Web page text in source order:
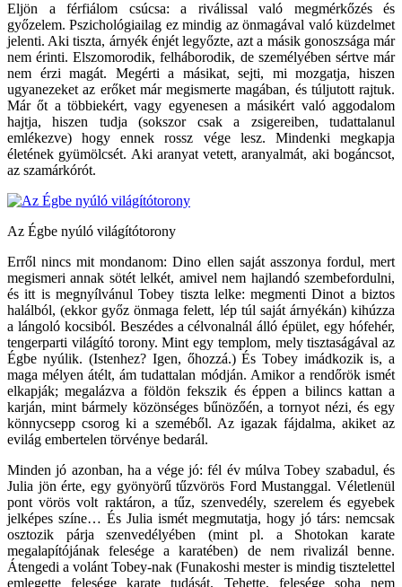
Eljön a férfiálom csúcsa: a riválissal való megmérkőzés és
győzelem. Pszichológiailag ez mindig az önmagával való küzdelmet
jelenti. Aki tiszta, árnyék énjét legyőzte, azt a másik gonoszsága már
nem érinti. Elszomorodik, felháborodik, de személyében sértve már
nem érzi magát. Megérti a másikat, sejti, mi mozgatja, hiszen
ugyanezeket az erőket már megismerte magában, és túljutott rajtuk.
Már őt a többiekért, vagy egyenesen a másikért való aggodalom
hajtja, hiszen tudja (sokszor csak a zsigereiben, tudattalanul
emlékezve) hogy ennek rossz vége lesz. Mindenki megkapja
életének gyümölcsét. Aki aranyat vetett, aranyalmát, aki bogáncsot,
az szamárkórót.
Az Égbe nyúló világítótorony
Erről nincs mit mondanom: Dino ellen saját asszonya fordul, mert
megismeri annak sötét lelkét, amivel nem hajlandó szembefordulni,
és itt is megnyílvánul Tobey tiszta lelke: megmenti Dinot a biztos
halálból, (ekkor győz önmaga felett, lép túl saját árnyékán) kihúzza
a lángoló kocsiból. Beszédes a célvonalnál álló épület, egy hófehér,
tengerparti világító torony. Mint egy templom, mely tisztaságával az
Égbe nyúlik. (Istenhez? Igen, őhozzá.) És Tobey imádkozik is, a
maga mélyen átélt, ám tudattalan módján. Amikor a rendőrök ismét
elkapják; megalázva a földön fekszik és éppen a bilincs kattan a
karján, mint bármely közönséges bűnözőén, a tornyot nézi, és egy
könnycsepp csorog ki a szeméből. Az igazak fájdalma, akiket az
evilág embertelen törvénye bedarál.
Minden jó azonban, ha a vége jó: fél év múlva Tobey szabadul, és
Julia jön érte, egy gyönyörű tűzvörös Ford Mustanggal. Véletlenül
pont vörös volt raktáron, a tűz, szenvedély, szerelem és egyebek
jelképes színe… És Julia ismét megmutatja, hogy jó társ: nemcsak
osztozik párja szenvedélyében (mint pl. a Shotokan karate
megalapítójának felesége a karatében) de nem rivalizál benne.
Átengedi a volánt Tobey-nak (Funakoshi mester is mindig tisztelettel
emlegette felesége karate tudását. Tehette, felesége soha nem